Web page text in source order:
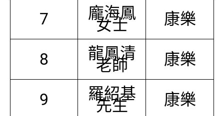
7 龐海鳳
女士 康樂
8 龍鳳清
老師 康樂
9 羅紹基
先生 康樂